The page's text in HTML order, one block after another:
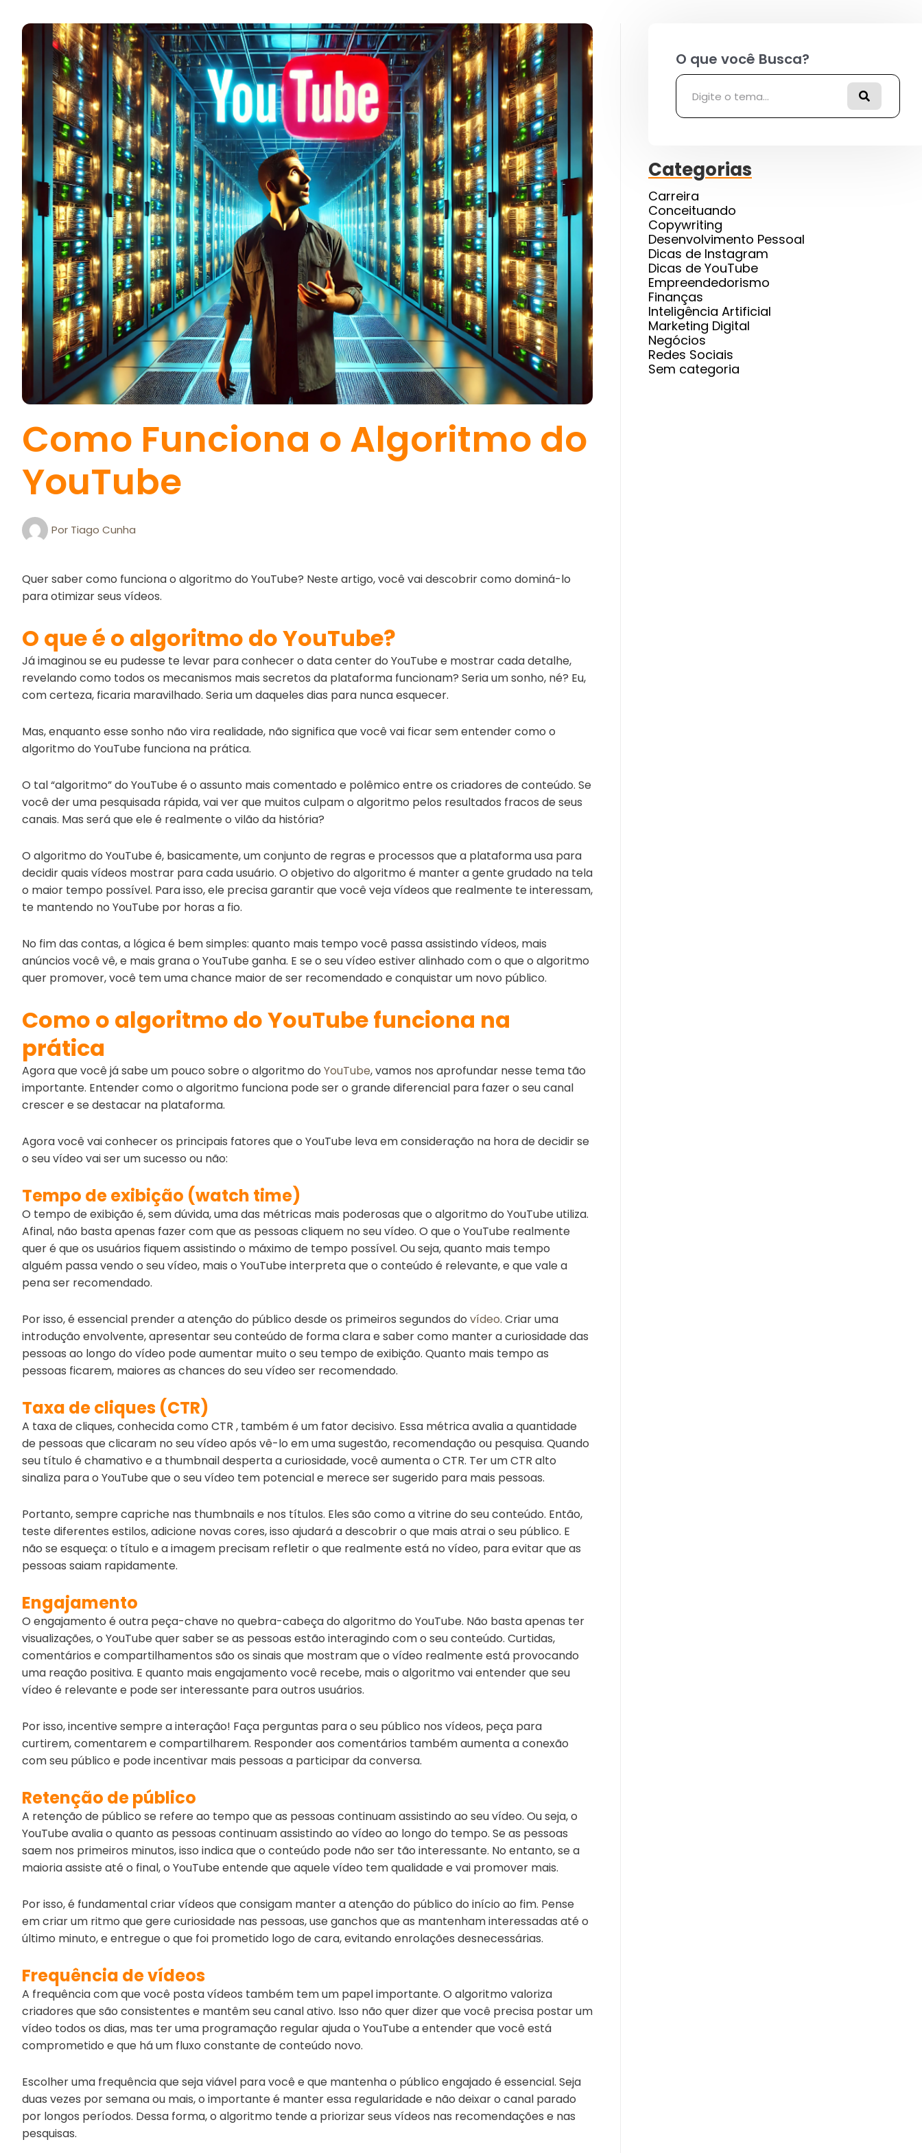
Como Funciona o Algoritmo do
YouTube
Por Tiago Cunha
Quer saber como funciona o algoritmo do YouTube? Neste artigo, você vai descobrir como dominá-lo
para otimizar seus vídeos.
O que é o algoritmo do YouTube?
Já imaginou se eu pudesse te levar para conhecer o data center do YouTube e mostrar cada detalhe,
revelando como todos os mecanismos mais secretos da plataforma funcionam? Seria um sonho, né? Eu,
com certeza, ficaria maravilhado. Seria um daqueles dias para nunca esquecer.
Mas, enquanto esse sonho não vira realidade, não significa que você vai ficar sem entender como o
algoritmo do YouTube funciona na prática.
O tal “algoritmo” do YouTube é o assunto mais comentado e polêmico entre os criadores de conteúdo. Se
você der uma pesquisada rápida, vai ver que muitos culpam o algoritmo pelos resultados fracos de seus
canais. Mas será que ele é realmente o vilão da história?
O algoritmo do YouTube é, basicamente, um conjunto de regras e processos que a plataforma usa para
decidir quais vídeos mostrar para cada usuário. O objetivo do algoritmo é manter a gente grudado na tela
o maior tempo possível. Para isso, ele precisa garantir que você veja vídeos que realmente te interessam,
te mantendo no YouTube por horas a fio.
No fim das contas, a lógica é bem simples: quanto mais tempo você passa assistindo vídeos, mais
anúncios você vê, e mais grana o YouTube ganha. E se o seu vídeo estiver alinhado com o que o algoritmo
quer promover, você tem uma chance maior de ser recomendado e conquistar um novo público.
Como o algoritmo do YouTube funciona na
prática
Agora que você já sabe um pouco sobre o algoritmo do YouTube, vamos nos aprofundar nesse tema tão
importante. Entender como o algoritmo funciona pode ser o grande diferencial para fazer o seu canal
crescer e se destacar na plataforma.
Agora você vai conhecer os principais fatores que o YouTube leva em consideração na hora de decidir se
o seu vídeo vai ser um sucesso ou não:
Tempo de exibição (watch time)
O tempo de exibição é, sem dúvida, uma das métricas mais poderosas que o algoritmo do YouTube utiliza.
Afinal, não basta apenas fazer com que as pessoas cliquem no seu vídeo. O que o YouTube realmente
quer é que os usuários fiquem assistindo o máximo de tempo possível. Ou seja, quanto mais tempo
alguém passa vendo o seu vídeo, mais o YouTube interpreta que o conteúdo é relevante, e que vale a
pena ser recomendado.
Por isso, é essencial prender a atenção do público desde os primeiros segundos do vídeo. Criar uma
introdução envolvente, apresentar seu conteúdo de forma clara e saber como manter a curiosidade das
pessoas ao longo do vídeo pode aumentar muito o seu tempo de exibição. Quanto mais tempo as
pessoas ficarem, maiores as chances do seu vídeo ser recomendado.
Taxa de cliques (CTR)
A taxa de cliques, conhecida como CTR , também é um fator decisivo. Essa métrica avalia a quantidade
de pessoas que clicaram no seu vídeo após vê-lo em uma sugestão, recomendação ou pesquisa. Quando
seu título é chamativo e a thumbnail desperta a curiosidade, você aumenta o CTR. Ter um CTR alto
sinaliza para o YouTube que o seu vídeo tem potencial e merece ser sugerido para mais pessoas.
Portanto, sempre capriche nas thumbnails e nos títulos. Eles são como a vitrine do seu conteúdo. Então,
teste diferentes estilos, adicione novas cores, isso ajudará a descobrir o que mais atrai o seu público. E
não se esqueça: o título e a imagem precisam refletir o que realmente está no vídeo, para evitar que as
pessoas saiam rapidamente.
Engajamento
O engajamento é outra peça-chave no quebra-cabeça do algoritmo do YouTube. Não basta apenas ter
visualizações, o YouTube quer saber se as pessoas estão interagindo com o seu conteúdo. Curtidas,
comentários e compartilhamentos são os sinais que mostram que o vídeo realmente está provocando
uma reação positiva. E quanto mais engajamento você recebe, mais o algoritmo vai entender que seu
vídeo é relevante e pode ser interessante para outros usuários.
Por isso, incentive sempre a interação! Faça perguntas para o seu público nos vídeos, peça para
curtirem, comentarem e compartilharem. Responder aos comentários também aumenta a conexão
com seu público e pode incentivar mais pessoas a participar da conversa.
Retenção de público
A retenção de público se refere ao tempo que as pessoas continuam assistindo ao seu vídeo. Ou seja, o
YouTube avalia o quanto as pessoas continuam assistindo ao vídeo ao longo do tempo. Se as pessoas
saem nos primeiros minutos, isso indica que o conteúdo pode não ser tão interessante. No entanto, se a
maioria assiste até o final, o YouTube entende que aquele vídeo tem qualidade e vai promover mais.
Por isso, é fundamental criar vídeos que consigam manter a atenção do público do início ao fim. Pense
em criar um ritmo que gere curiosidade nas pessoas, use ganchos que as mantenham interessadas até o
último minuto, e entregue o que foi prometido logo de cara, evitando enrolações desnecessárias.
Frequência de vídeos
A frequência com que você posta vídeos também tem um papel importante. O algoritmo valoriza
criadores que são consistentes e mantêm seu canal ativo. Isso não quer dizer que você precisa postar um
vídeo todos os dias, mas ter uma programação regular ajuda o YouTube a entender que você está
comprometido e que há um fluxo constante de conteúdo novo.
Escolher uma frequência que seja viável para você e que mantenha o público engajado é essencial. Seja
duas vezes por semana ou mais, o importante é manter essa regularidade e não deixar o canal parado
por longos períodos. Dessa forma, o algoritmo tende a priorizar seus vídeos nas recomendações e nas
pesquisas.
Categorias
Carreira
Conceituando
Copywriting
Desenvolvimento Pessoal
Dicas de Instagram
Dicas de YouTube
Empreendedorismo
Finanças
Inteligência Artificial
Marketing Digital
Negócios
Redes Sociais
Sem categoria